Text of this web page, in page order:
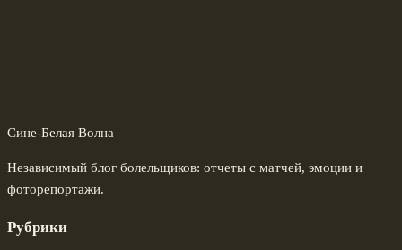
Сине-Белая Волна
Независимый блог болельщиков: отчеты с матчей, эмоции и
фоторепортажи.
Рубрики